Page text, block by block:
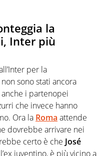
la
Inter più
per la
sono stati ancora
anche i partenopei
che invece hanno
Ora la Roma attende
dovrebbe arrivare nei
certo è che José
juventino, è più vicino a